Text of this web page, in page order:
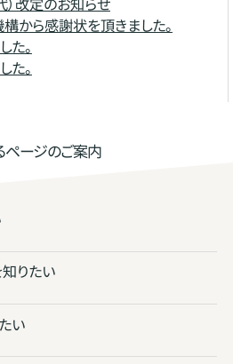
から感謝状を頂きました。
た。
た。
ページのご案内
りたい
い